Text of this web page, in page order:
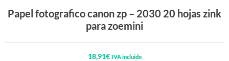
Papel fotografico canon zp – 2030 20 hojas zink
para zoemini
18,91€ IVA incluido